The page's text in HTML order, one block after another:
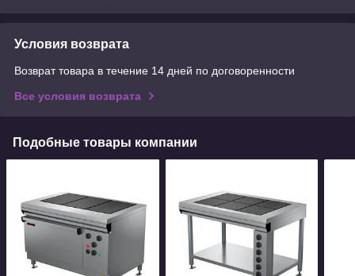
Условия возврата
Возврат товара в течение 14 дней по договоренности
Все условия возврата
Подобные товары компании